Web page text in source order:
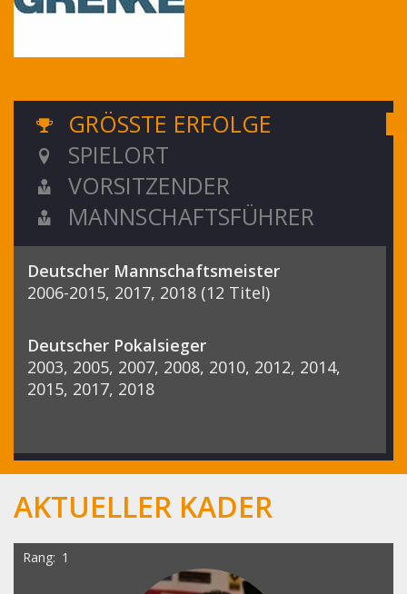
GRÖSSTE ERFOLGE
SPIELORT
VORSITZENDER
MANNSCHAFTSFÜHRER
Deutscher Mannschaftsmeister
2006-2015, 2017, 2018 (12 Titel)
Deutscher Pokalsieger
2003, 2005, 2007, 2008, 2010, 2012, 2014,
2015, 2017, 2018
AKTUELLER KADER
Rang 1